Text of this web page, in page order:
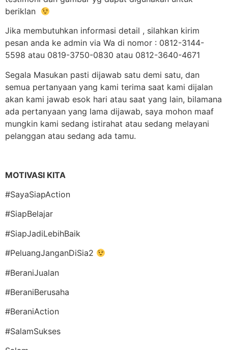
beriklan
Jika membutuhkan informasi detail , silahkan kirim
pesan anda ke admin via Wa di nomor : 0812-3144-
5598 atau 0819-3750-0830 atau 0812-3640-4671
Segala Masukan pasti dijawab satu demi satu, dan
semua pertanyaan yang kami terima saat kami dijalan
akan kami jawab esok hari atau saat yang lain, bilamana
ada pertanyaan yang lama dijawab, saya mohon maaf
mungkin kami sedang istirahat atau sedang melayani
pelanggan atau sedang ada tamu.
MOTIVASI KITA
#SayaSiapAction
#SiapBelajar
#SiapJadiLebihBaik
#PeluangJanganDiSia2
#BeraniJualan
#BeraniBerusaha
#BeraniAction
#SalamSukses